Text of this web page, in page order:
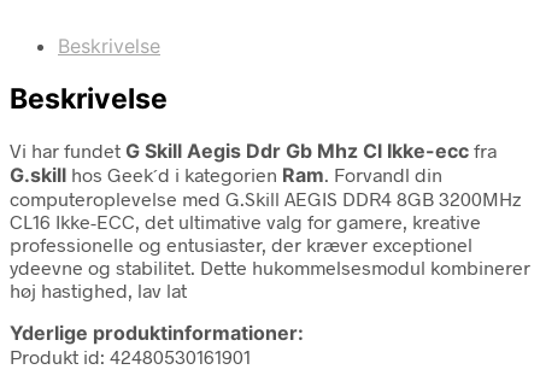
Beskrivelse
Beskrivelse
Vi har fundet G Skill Aegis Ddr Gb Mhz Cl Ikke-ecc fra
G.skill hos Geek´d i kategorien Ram. Forvandl din
computeroplevelse med G.Skill AEGIS DDR4 8GB 3200MHz
CL16 Ikke-ECC, det ultimative valg for gamere, kreative
professionelle og entusiaster, der kræver exceptionel
ydeevne og stabilitet. Dette hukommelsesmodul kombinerer
høj hastighed, lav lat
Yderlige produktinformationer:
Produkt id: 42480530161901